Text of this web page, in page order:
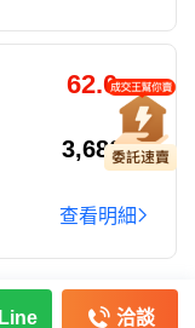
62.0萬/坪
3,680萬
查看明細
Line 洽談